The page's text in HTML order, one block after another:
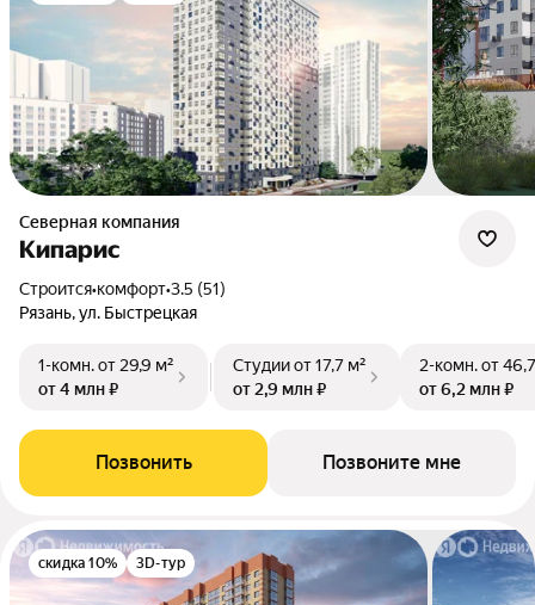
Северная компания
Кипарис
Строится•комфорт•3.5 (51)
Рязань, ул. Быстрецкая
1-комн.от 29,9 м²
от 4 млн ₽
Студииот 17,7 м²
от 2,9 млн ₽
2-комн.от
от 6,2 млн ₽
Позвонить Позвоните мне
скидка 10% 3D-тур